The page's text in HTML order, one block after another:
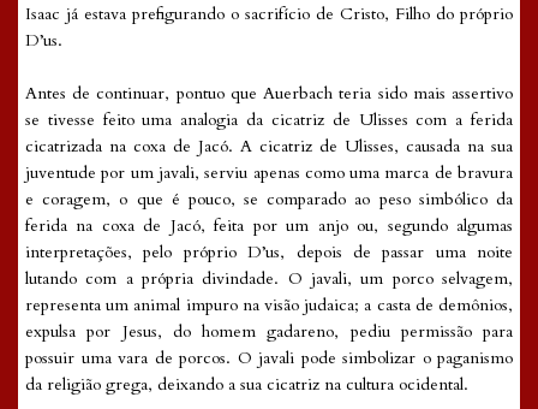
Isaac já estava prefigurando o sacrifício de Cristo, Filho do próprio
D’us.
Antes de continuar, pontuo que Auerbach teria sido mais assertivo
se tivesse feito uma analogia da cicatriz de Ulisses com a ferida
cicatrizada na coxa de Jacó. A cicatriz de Ulisses, causada na sua
juventude por um javali, serviu apenas como uma marca de bravura
e coragem, o que é pouco, se comparado ao peso simbólico da
ferida na coxa de Jacó, feita por um anjo ou, segundo algumas
interpretações, pelo próprio D’us, depois de passar uma noite
lutando com a própria divindade. O javali, um porco selvagem,
representa um animal impuro na visão judaica; a casta de demônios,
expulsa por Jesus, do homem gadareno, pediu permissão para
possuir uma vara de porcos. O javali pode simbolizar o paganismo
da religião grega, deixando a sua cicatriz na cultura ocidental.